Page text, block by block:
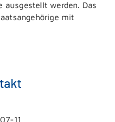
ausgestellt werden. Das
mit
07-11